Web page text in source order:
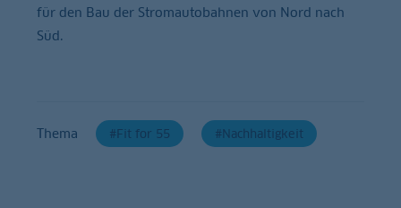
für den Bau der Stromautobahnen von Nord nach
Süd.
Thema Fit for 55 Nachhaltigkeit